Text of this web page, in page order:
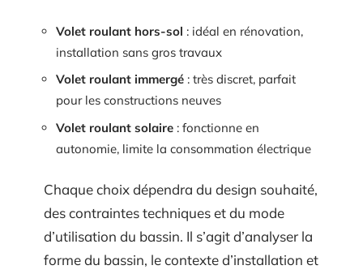
Volet roulant hors-sol : idéal en rénovation,
installation sans gros travaux
Volet roulant immergé : très discret, parfait
pour les constructions neuves
Volet roulant solaire : fonctionne en
autonomie, limite la consommation électrique
Chaque choix dépendra du design souhaité,
des contraintes techniques et du mode
d’utilisation du bassin. Il s’agit d’analyser la
forme du bassin, le contexte d’installation et